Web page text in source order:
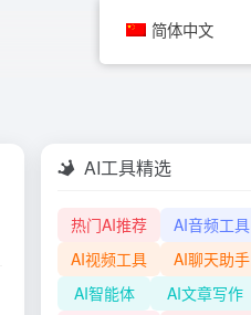
AI工具精选
热门AI推荐 AI音频工具
AI视频工具
AI聊天助手
AI智能体
AI文章写作
简体中文